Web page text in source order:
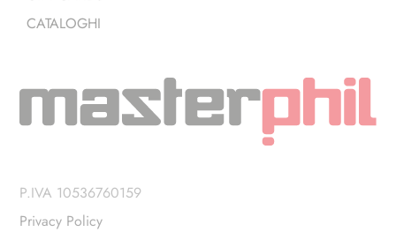
CATALOGHI
P.IVA 10536760159
Privacy Policy